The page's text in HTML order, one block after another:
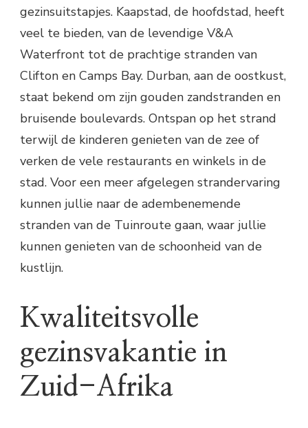
gezinsuitstapjes. Kaapstad, de hoofdstad, heeft
veel te bieden, van de levendige V&A
Waterfront tot de prachtige stranden van
Clifton en Camps Bay. Durban, aan de oostkust,
staat bekend om zijn gouden zandstranden en
bruisende boulevards. Ontspan op het strand
terwijl de kinderen genieten van de zee of
verken de vele restaurants en winkels in de
stad. Voor een meer afgelegen strandervaring
kunnen jullie naar de adembenemende
stranden van de Tuinroute gaan, waar jullie
kunnen genieten van de schoonheid van de
kustlijn.
Kwaliteitsvolle
gezinsvakantie in
Zuid-Afrika